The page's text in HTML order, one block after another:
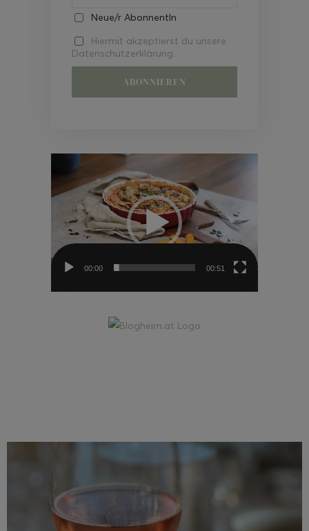
Neue/r AbonnentIn
Hiermit akzeptierst du unsere
Datenschutzerklärung.
Video-
00:00 00:51